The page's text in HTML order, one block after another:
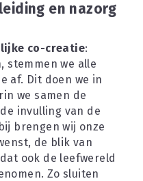
en nazorg
co-creatie:
stemmen we alle
af. Dit doen we in
we samen de
invulling van de
brengen wij onze
de blik van
ook de leefwereld
Zo sluiten